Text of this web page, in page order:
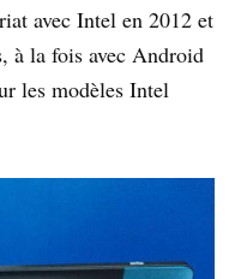
avec Intel en 2012 et
à la fois avec Android
les modèles Intel